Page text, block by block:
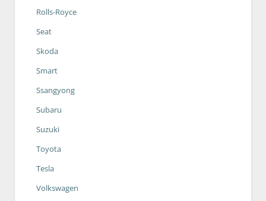
Rolls-Royce
Seat
Skoda
Smart
Ssangyong
Subaru
Suzuki
Toyota
Tesla
Volkswagen